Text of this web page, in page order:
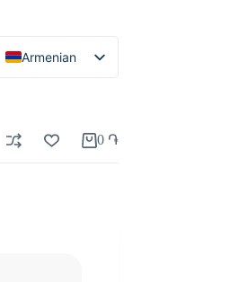
Armenian
0 ֏